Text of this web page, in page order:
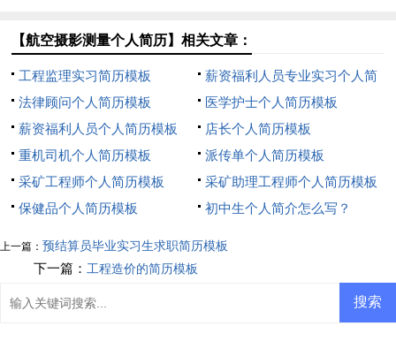
【航空摄影测量个人简历】相关文章：
工程监理实习简历模板
薪资福利人员专业实习个人简
历模板
法律顾问个人简历模板
医学护士个人简历模板
薪资福利人员个人简历模板
店长个人简历模板
重机司机个人简历模板
派传单个人简历模板
采矿工程师个人简历模板
采矿助理工程师个人简历模板
保健品个人简历模板
初中生个人简介怎么写？
上一篇： 预结算员毕业实习生求职简历模板
下一篇： 工程造价的简历模板